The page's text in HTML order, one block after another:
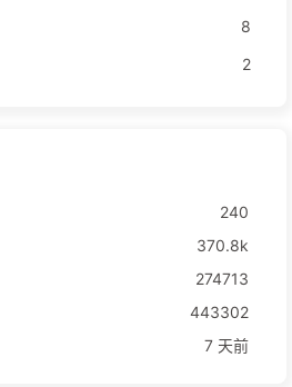
8
2
240
370.8k
274713
443302
7 天前